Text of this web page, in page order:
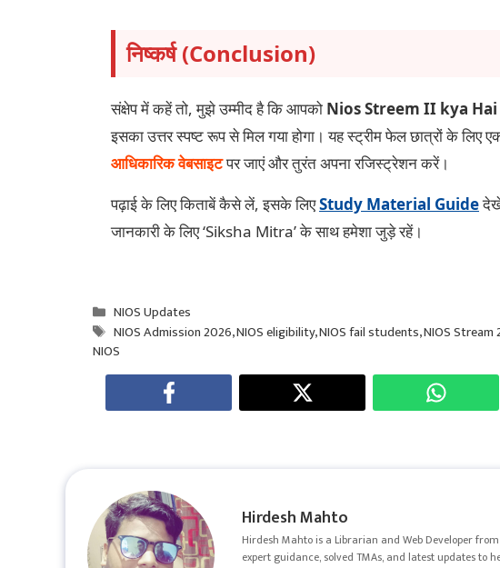
निष्कर्ष (Conclusion)
संक्षेप में कहें तो, मुझे उम्मीद है कि आपको Nios Streem II kya
इसका उत्तर स्पष्ट रूप से मिल गया होगा। यह स्ट्रीम फेल छात्रों के लिए
आधिकारिक वेबसाइटपर जाएं और तुरंत अपना रजिस्ट्रेशन करें।
पढ़ाई के लिए किताबें कैसे लें, इसके लिएStudy Material Guide
जानकारी के लिए ‘Siksha Mitra’ के साथ हमेशा जुड़े रहें।
Categories
NIOS Updates
Tags
NIOS Admission 2026,NIOS eligibility,NIOS fail students,NIOS Stream
NIOS
Hirdesh Mahto
Hirdesh Mahto is a Librarian and Web Developer
expert guidance, solved TMAs, and latest updates to